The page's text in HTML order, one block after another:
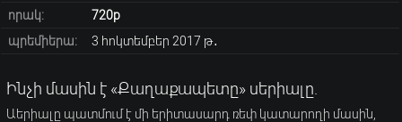
որակ:
720p
պրեմիերա:
3 հոկտեմբեր 2017 թ․
Ինչի մասին է «Քաղաքապետը» սերիալը.
Աերիալը պատմում է մի երիտասարդ ռեփ կատարողի մասին,